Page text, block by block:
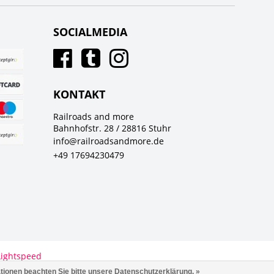
SOCIALMEDIA
KONTAKT
Railroads and more
Bahnhofstr. 28 / 28816 Stuhr
info@railroadsandmore.de
+49 17694230479
beachten Sie bitte unsere Datenschutzerklärung. »